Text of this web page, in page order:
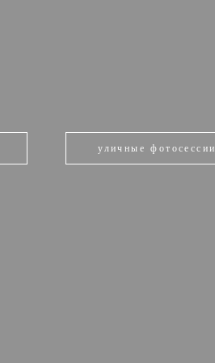
уличные фотосессии